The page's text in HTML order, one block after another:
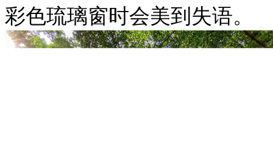
彩色琉璃窗时会美到失语。